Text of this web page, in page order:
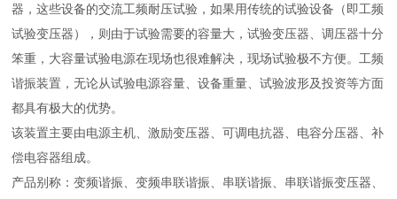
器，这些设备的交流工频耐压试验，如果用传统的试验设备（即工频
试验变压器），则由于试验需要的容量大，试验变压器、调压器十分
笨重，大容量试验电源在现场也很难解决，现场试验极不方便。工频
谐振装置，无论从试验电源容量、设备重量、试验波形及投资等方面
都具有极大的优势。
该装置主要由电源主机、激励变压器、可调电抗器、电容分压器、补
偿电容器组成。
产品别称：变频谐振、变频串联谐振、串联谐振、串联谐振变压器、